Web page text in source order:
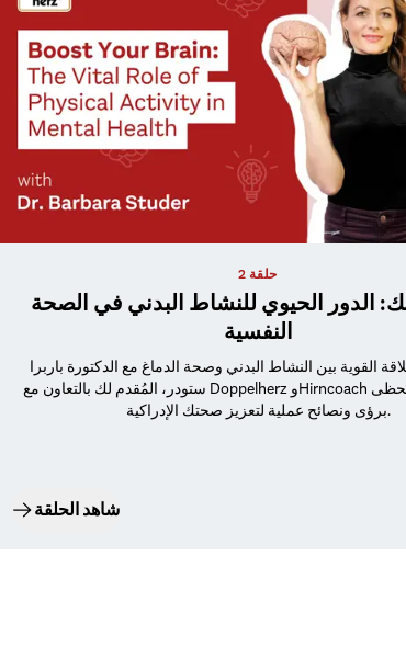
حلقة 2
الدور الحيوي للنشاط البدني في الصحة
النفسية
القوية بين النشاط البدني وصحة الدماغ مع الدكتورة باربرا
ستودر، المُقدم لك بالتعاون مع Doppelherz وHirncoach وجامعة برن لتحظى
برؤى ونصائح عملية لتعزيز صحتك الإدراكية.
شاهد الحلقة